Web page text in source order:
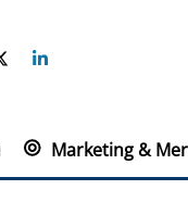
Twitter
Marketing &